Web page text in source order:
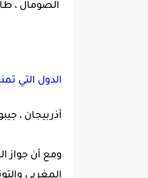
الصومال ،
الدول التي
أذربيجان ،
ومع أن جواز
المغربي